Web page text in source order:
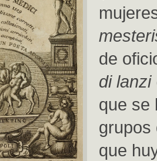
de
di lanzi
que se
grupos
que